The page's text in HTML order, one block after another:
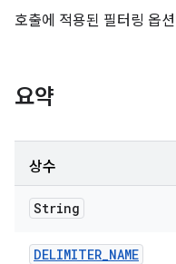
호출에 적용된 필터링 옵
요약
상수
String
DELIMITER_NAME